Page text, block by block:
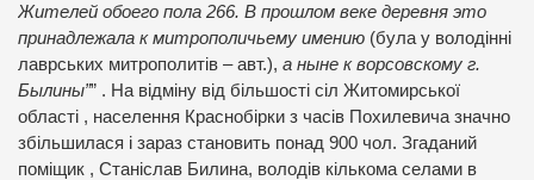
Жителей обоего пола 266. В прошлом веке деревня это
принадлежала к митрополичьему имению (була у володінні
лаврських митрополитів – авт.), а ныне к ворсовскому г.
Былины”” . На відміну від більшості сіл Житомирської
області , населення Краснобірки з часів Похилевича значно
збільшилася і зараз становить понад 900 чол. Згаданий
поміщик , Станіслав Билина, володів кількома селами в